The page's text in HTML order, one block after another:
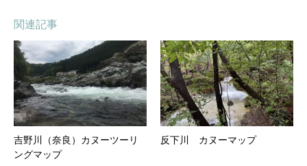
関連記事
吉野川（奈良）カヌーツーリ
ングマップ
反下川 カヌーマップ